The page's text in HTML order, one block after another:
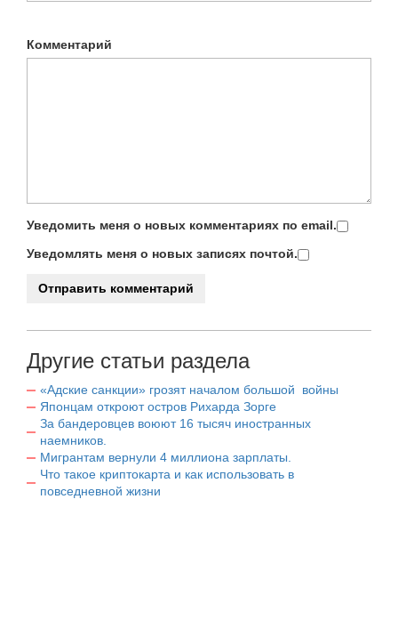
Комментарий
Уведомить меня о новых комментариях по email.
Уведомлять меня о новых записях почтой.
Другие статьи раздела
«Адские санкции» грозят началом большой войны
Японцам откроют остров Рихарда Зорге
За бандеровцев воюют 16 тысяч иностранных
наемников.
Мигрантам вернули 4 миллиона зарплаты.
Что такое криптокарта и как использовать в
повседневной жизни